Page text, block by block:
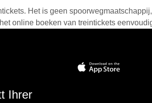
Het is geen
online boeken van treintickets
Ihrer